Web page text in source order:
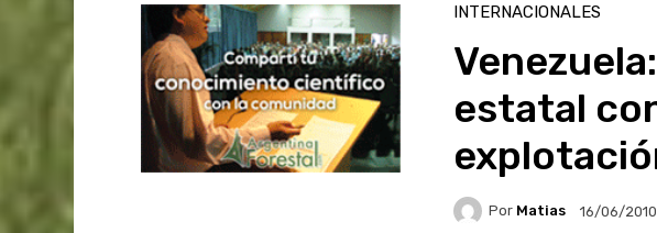
INTERNACIONALES
estatal
Por Matias 16/06/2010